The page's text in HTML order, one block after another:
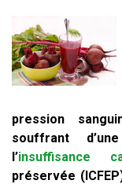
pression
souffrant
l’insuffisance
préservée